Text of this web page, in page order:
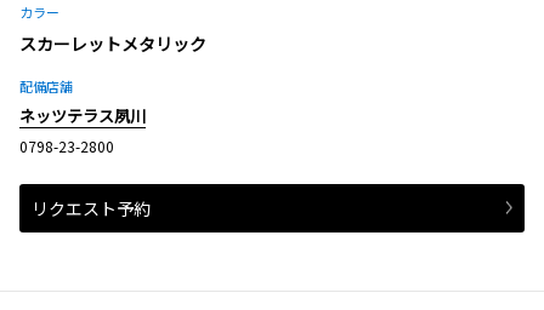
カラー
スカーレットメタリック
配備店舗
ネッツテラス夙川
0798-23-2800
リクエスト予約